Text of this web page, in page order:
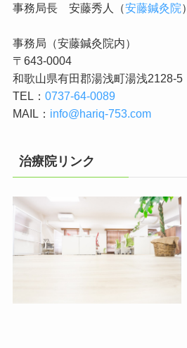
事務局長 安藤秀人（安藤鍼灸院）
事務局（安藤鍼灸院内）
〒643-0004
和歌山県有田郡湯浅町湯浅2128-5
TEL： 0737-64-0089
MAIL： info@hariq-753.com
治療院リンク